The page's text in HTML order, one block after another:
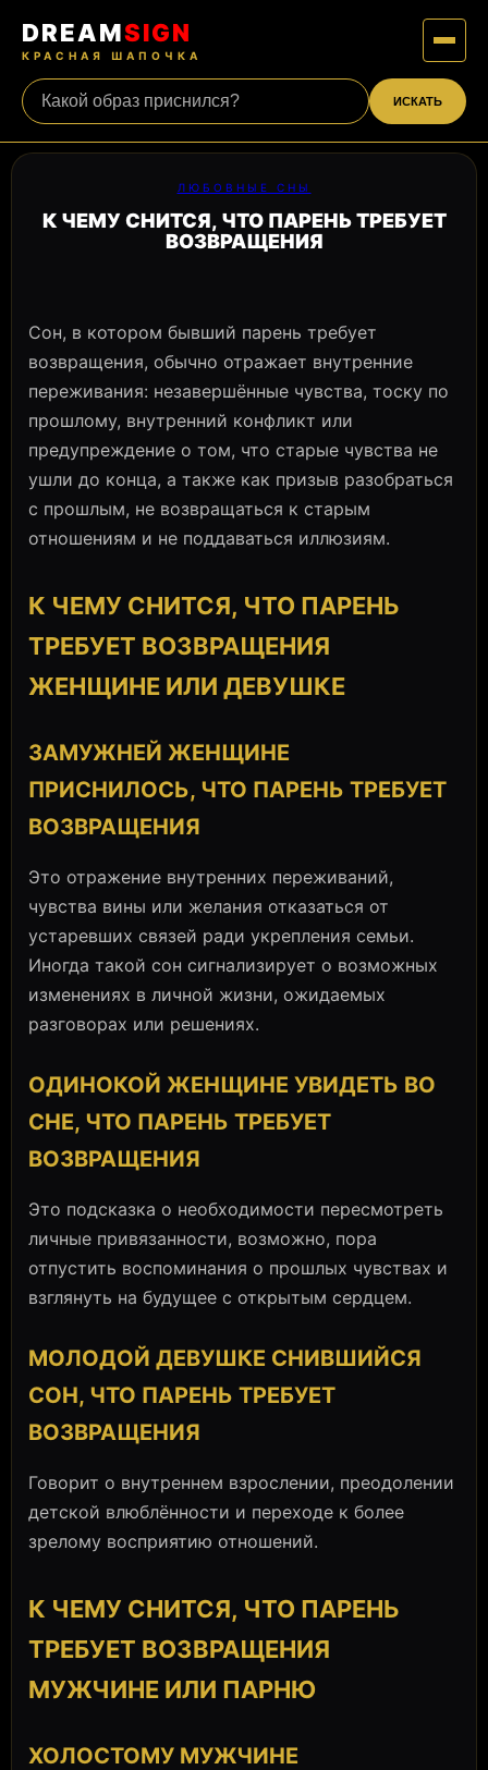
DREAMSIGN
КРАСНАЯ ШАПОЧКА
ИСКАТЬ
ЛЮБОВНЫЕ СНЫ
К ЧЕМУ СНИТСЯ, ЧТО ПАРЕНЬ ТРЕБУЕТ
ВОЗВРАЩЕНИЯ
Сон, в котором бывший парень требует
возвращения, обычно отражает внутренние
переживания: незавершённые чувства, тоску по
прошлому, внутренний конфликт или
предупреждение о том, что старые чувства не
ушли до конца, а также как призыв разобраться
с прошлым, не возвращаться к старым
отношениям и не поддаваться иллюзиям.
К ЧЕМУ СНИТСЯ, ЧТО ПАРЕНЬ
ТРЕБУЕТ ВОЗВРАЩЕНИЯ
ЖЕНЩИНЕ ИЛИ ДЕВУШКЕ
ЗАМУЖНЕЙ ЖЕНЩИНЕ
ПРИСНИЛОСЬ, ЧТО ПАРЕНЬ ТРЕБУЕТ
ВОЗВРАЩЕНИЯ
Это отражение внутренних переживаний,
чувства вины или желания отказаться от
устаревших связей ради укрепления семьи.
Иногда такой сон сигнализирует о возможных
изменениях в личной жизни, ожидаемых
разговорах или решениях.
ОДИНОКОЙ ЖЕНЩИНЕ УВИДЕТЬ ВО
СНЕ, ЧТО ПАРЕНЬ ТРЕБУЕТ
ВОЗВРАЩЕНИЯ
Это подсказка о необходимости пересмотреть
личные привязанности, возможно, пора
отпустить воспоминания о прошлых чувствах и
взглянуть на будущее с открытым сердцем.
МОЛОДОЙ ДЕВУШКЕ СНИВШИЙСЯ
СОН, ЧТО ПАРЕНЬ ТРЕБУЕТ
ВОЗВРАЩЕНИЯ
Говорит о внутреннем взрослении, преодолении
детской влюблённости и переходе к более
зрелому восприятию отношений.
К ЧЕМУ СНИТСЯ, ЧТО ПАРЕНЬ
ТРЕБУЕТ ВОЗВРАЩЕНИЯ
МУЖЧИНЕ ИЛИ ПАРНЮ
ХОЛОСТОМУ МУЖЧИНЕ